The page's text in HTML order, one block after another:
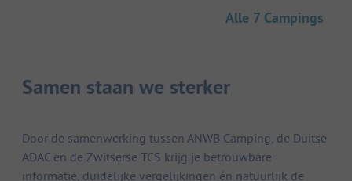
Alle 7 Campings
Samen staan we sterker
Door de samenwerking tussen ANWB Camping, de Duitse
ADAC en de Zwitserse TCS krijg je betrouwbare
informatie, duidelijke vergelijkingen én natuurlijk de